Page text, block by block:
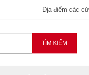
Địa điểm các
TÌM KIẾM